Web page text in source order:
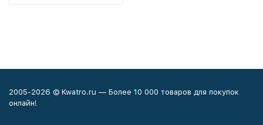
2005-2026 © Kwatro.ru — Более 10 000 товаров для покупок
онлайн!